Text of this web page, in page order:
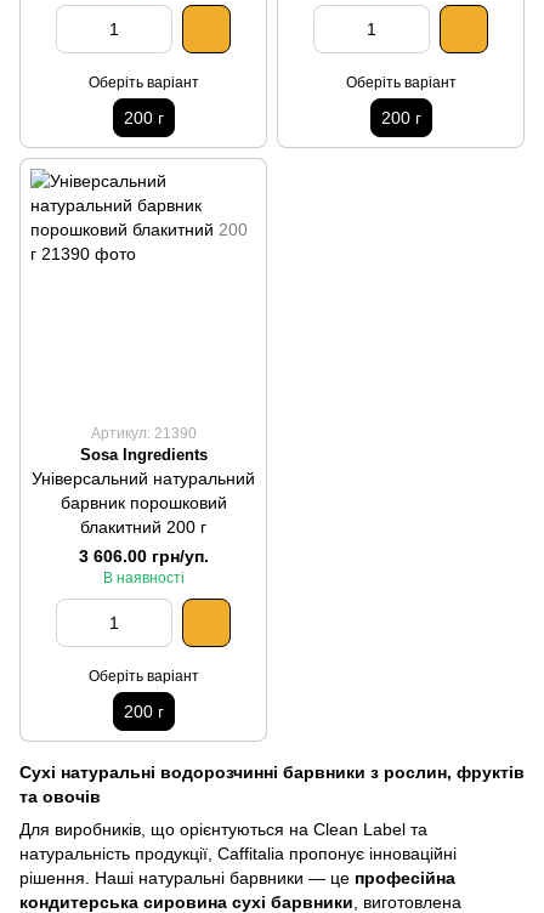
Оберіть варіант
200 г
Оберіть варіант
200 г
Артикул: 21390
Sosa Ingredients
Універсальний натуральний
барвник порошковий
блакитний 200 г
3 606.00 грн/уп.
В наявності
Оберіть варіант
200 г
Сухі натуральні водорозчинні барвники з рослин, фруктів
та овочів
Для виробників, що орієнтуються на Clean Label та
натуральність продукції, Caffitalia пропонує інноваційні
рішення. Наші натуральні барвники — це професійна
кондитерська сировина сухі барвники , виготовлена